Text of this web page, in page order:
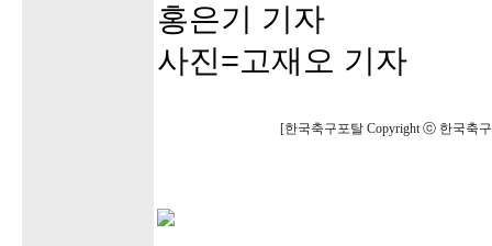
홍은기 기자
사진=고재오 기자
[한국축구포탈 Copyright ⓒ 한국축